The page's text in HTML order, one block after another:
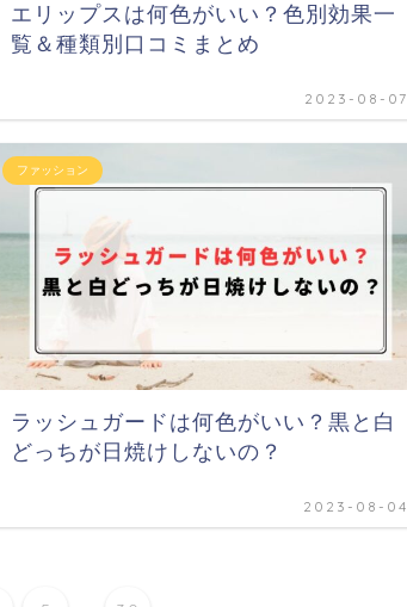
エリップスは何色がいい？色別効果一
覧＆種類別口コミまとめ
2023-08-07
ファッション
ラッシュガードは何色がいい？黒と白
どっちが日焼けしないの？
2023-08-04